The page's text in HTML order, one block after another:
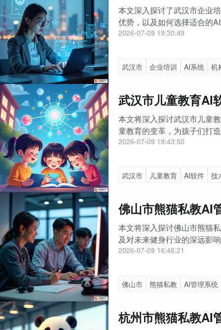
本文深入探讨了武汉市企业
优势，以及如何选择适合的
2026-07-09 19:30:49
武汉市 企业培训 AI系统 机
武汉市儿童教育AI
本文将深入探讨武汉市儿童
童教育的变革，为孩子们打
2026-07-09 18:43:50
武汉市 儿童教育 AI软件 技
佛山市熊猫私教AI
本文将深入探讨佛山市熊猫
及对未来健身行业的深远影
2026-07-09 16:46:21
佛山市 熊猫私教 AI管理系统
杭州市熊猫私教AI